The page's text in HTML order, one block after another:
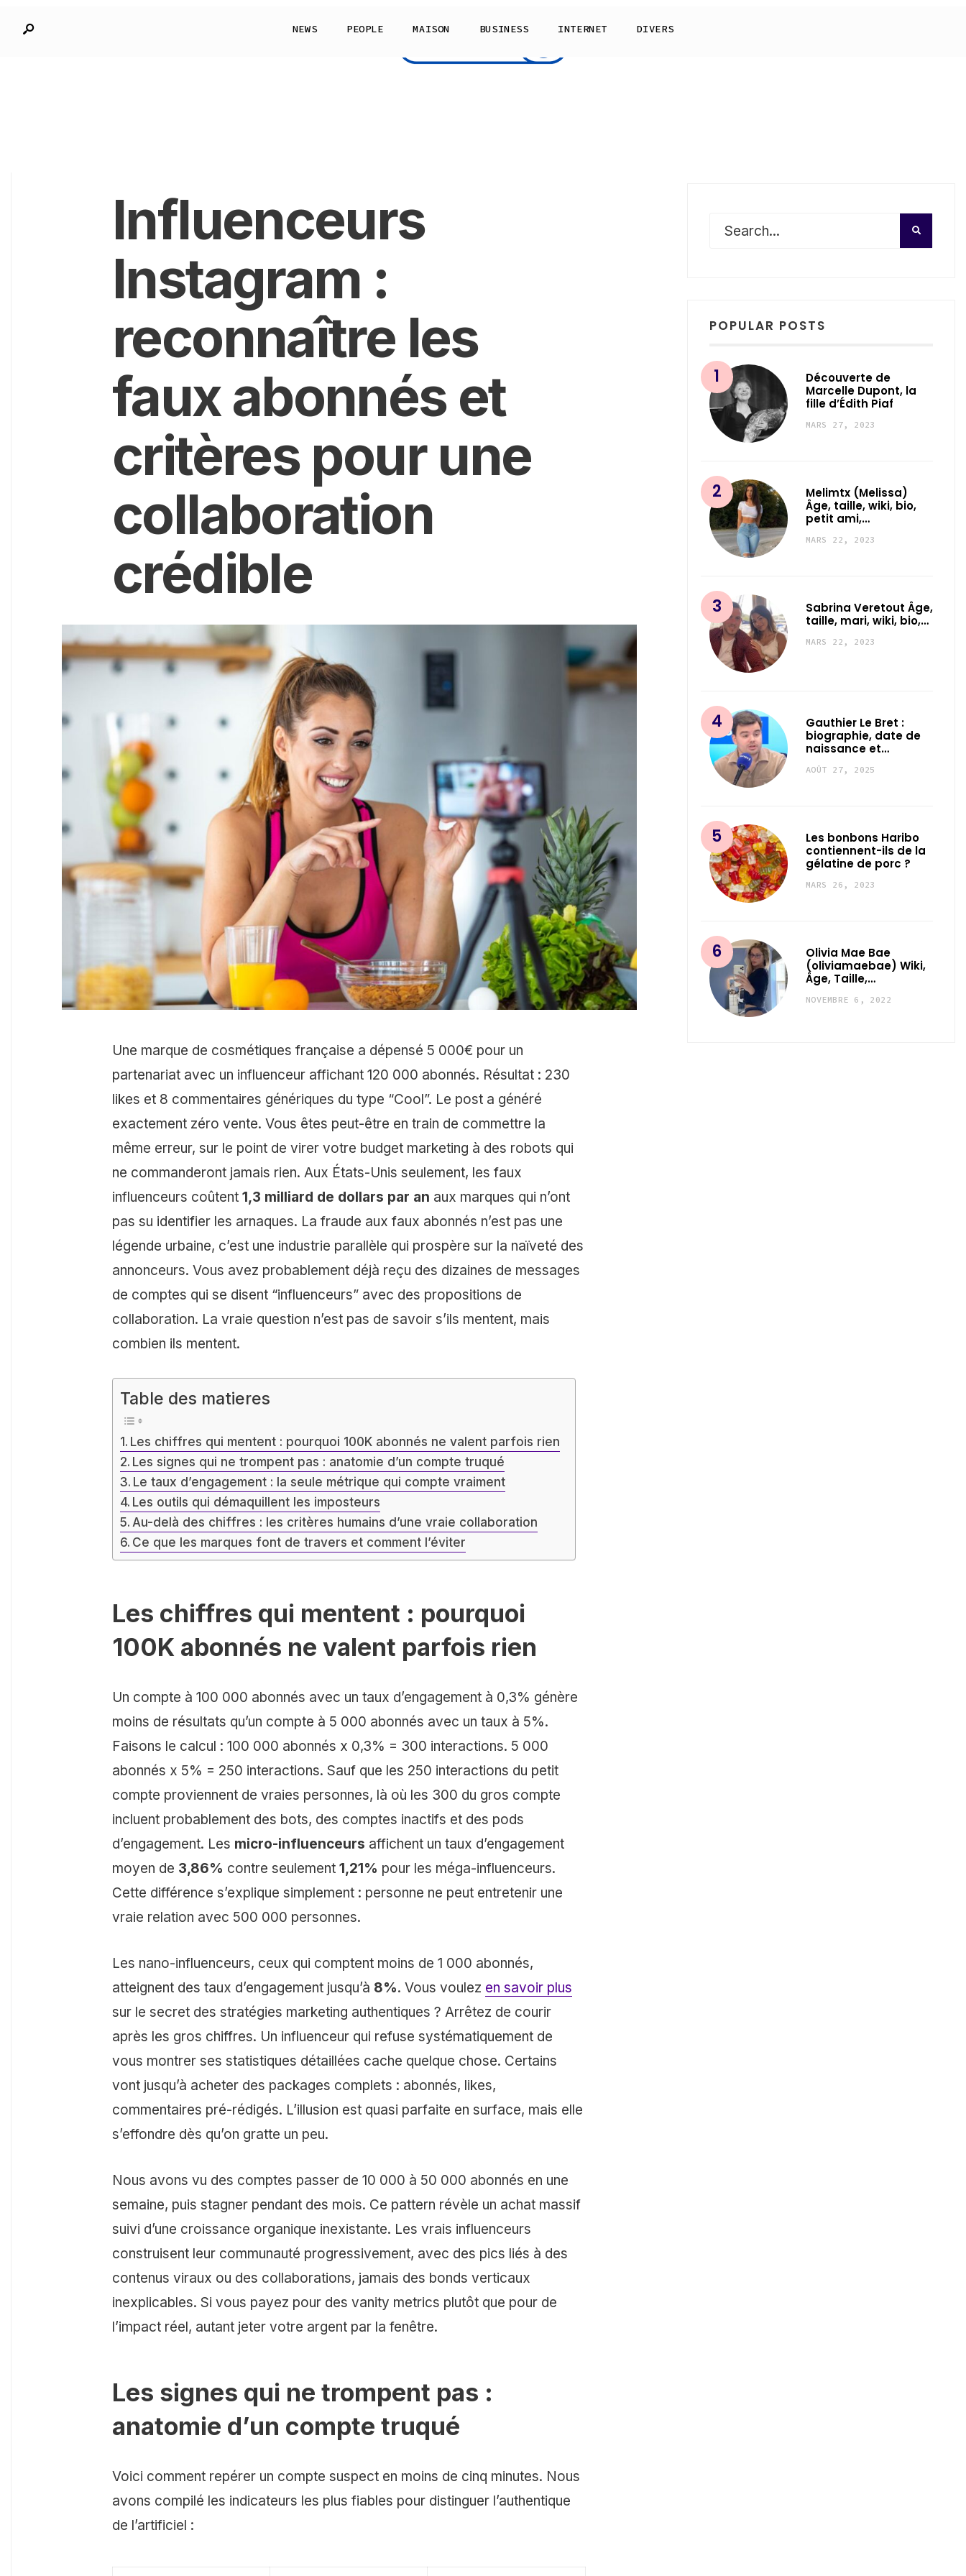
NEWS PEOPLE MAISON BUSINESS INTERNET DIVERS
Influenceurs
Instagram :
reconnaître les
faux abonnés et
critères pour une
collaboration
crédible
Une marque de cosmétiques française a dépensé 5 000€ pour un
partenariat avec un influenceur affichant 120 000 abonnés. Résultat : 230
likes et 8 commentaires génériques du type “Cool”. Le post a généré
exactement zéro vente. Vous êtes peut-être en train de commettre la
même erreur, sur le point de virer votre budget marketing à des robots qui
ne commanderont jamais rien. Aux États-Unis seulement, les faux
influenceurs coûtent 1,3 milliard de dollars par an aux marques qui n’ont
pas su identifier les arnaques. La fraude aux faux abonnés n’est pas une
légende urbaine, c’est une industrie parallèle qui prospère sur la naïveté des
annonceurs. Vous avez probablement déjà reçu des dizaines de messages
de comptes qui se disent “influenceurs” avec des propositions de
collaboration. La vraie question n’est pas de savoir s’ils mentent, mais
combien ils mentent.
Table des matieres
Les chiffres qui mentent : pourquoi 100K abonnés ne valent parfois rien
Les signes qui ne trompent pas : anatomie d’un compte truqué
Le taux d’engagement : la seule métrique qui compte vraiment
Les outils qui démaquillent les imposteurs
Au-delà des chiffres : les critères humains d’une vraie collaboration
Ce que les marques font de travers et comment l’éviter
Les chiffres qui mentent : pourquoi
100K abonnés ne valent parfois rien
Un compte à 100 000 abonnés avec un taux d’engagement à 0,3% génère
moins de résultats qu’un compte à 5 000 abonnés avec un taux à 5%.
Faisons le calcul : 100 000 abonnés x 0,3% = 300 interactions. 5 000
abonnés x 5% = 250 interactions. Sauf que les 250 interactions du petit
compte proviennent de vraies personnes, là où les 300 du gros compte
incluent probablement des bots, des comptes inactifs et des pods
d’engagement. Les micro-influenceurs affichent un taux d’engagement
moyen de 3,86% contre seulement 1,21% pour les méga-influenceurs.
Cette différence s’explique simplement : personne ne peut entretenir une
vraie relation avec 500 000 personnes.
Les nano-influenceurs, ceux qui comptent moins de 1 000 abonnés,
atteignent des taux d’engagement jusqu’à 8%. Vous voulez en savoir plus
sur le secret des stratégies marketing authentiques ? Arrêtez de courir
après les gros chiffres. Un influenceur qui refuse systématiquement de
vous montrer ses statistiques détaillées cache quelque chose. Certains
vont jusqu’à acheter des packages complets : abonnés, likes,
commentaires pré-rédigés. L’illusion est quasi parfaite en surface, mais elle
s’effondre dès qu’on gratte un peu.
Nous avons vu des comptes passer de 10 000 à 50 000 abonnés en une
semaine, puis stagner pendant des mois. Ce pattern révèle un achat massif
suivi d’une croissance organique inexistante. Les vrais influenceurs
construisent leur communauté progressivement, avec des pics liés à des
contenus viraux ou des collaborations, jamais des bonds verticaux
inexplicables. Si vous payez pour des vanity metrics plutôt que pour de
l’impact réel, autant jeter votre argent par la fenêtre.
Les signes qui ne trompent pas :
anatomie d’un compte truqué
Voici comment repérer un compte suspect en moins de cinq minutes. Nous
avons compilé les indicateurs les plus fiables pour distinguer l’authentique
de l’artificiel :
POPULAR POSTS
Découverte de
Marcelle Dupont, la
fille d’Édith Piaf
MARS 27, 2023
Melimtx (Melissa)
Âge, taille, wiki, bio,
petit ami,…
MARS 22, 2023
Sabrina Veretout Âge,
taille, mari, wiki, bio,…
MARS 22, 2023
Gauthier Le Bret :
biographie, date de
naissance et…
AOÛT 27, 2025
Les bonbons Haribo
contiennent-ils de la
gélatine de porc ?
MARS 26, 2023
Olivia Mae Bae
(oliviamaebae) Wiki,
Âge, Taille,…
NOVEMBRE 6, 2022